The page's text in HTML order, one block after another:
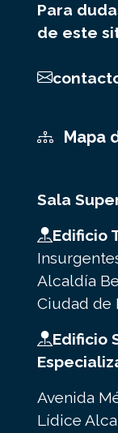
Para
de este
Mapa
Sala
Edificio
Alcaldía
Ciudad de
Edificio
Avenida
Lídice